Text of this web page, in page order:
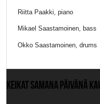
Riitta Paakki, piano
Mikael Saastamoinen, bass
Okko Saastamoinen, drums
KEIKAT SAMANA PÄIVÄNÄ